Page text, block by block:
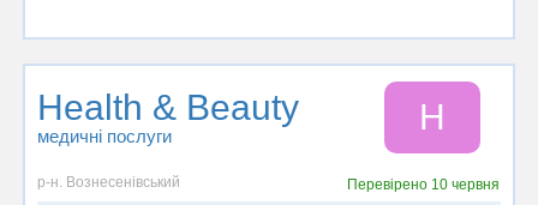
Health & Beauty
медичні послуги H
р-н. Вознесенівський Перевірено 10 червня